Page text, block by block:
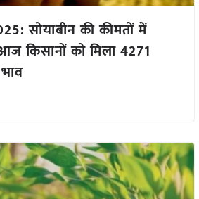
सोयाबीन की कीमतों में
किसानों को मिला 4271